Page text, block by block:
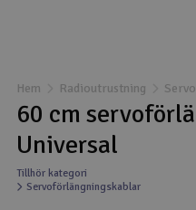
Drönare
Drönare för FPV
Flygplan
Hem Radioutrustning
60 cm
Universal
Tillhör kategori
Servoförlängningskablar